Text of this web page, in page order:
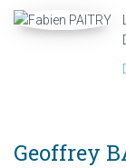
Geoffrey